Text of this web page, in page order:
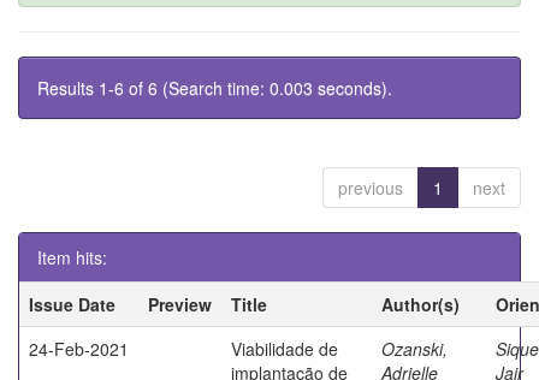
Results 1-6 of 6 (Search time: 0.003 seconds).
previous 1 next
Item hits:
Issue Date
Preview Title Author(s)
24-Feb-2021
Viabilidade de
implantação de
Ozanski,
Adrielle
Jair